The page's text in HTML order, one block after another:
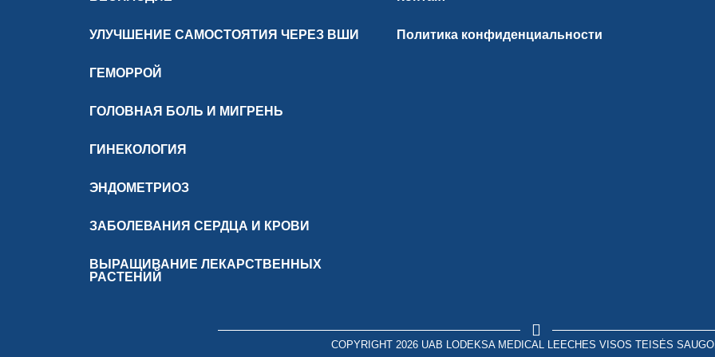
УЛУЧШЕНИЕ САМОСТОЯТИЯ ЧЕРЕЗ ВШИ
ГЕМОРРОЙ
ГОЛОВНАЯ БОЛЬ И МИГРЕНЬ
ГИНЕКОЛОГИЯ
ЭНДОМЕТРИОЗ
ЗАБОЛЕВАНИЯ СЕРДЦА И КРОВИ
ВЫРАЩИВАНИЕ ЛЕКАРСТВЕННЫХ
РАСТЕНИЙ
Политика конфиденциальности
COPYRIGHT 2026 UAB LODEKSA MEDICAL LEECHES VISOS TEISĖS